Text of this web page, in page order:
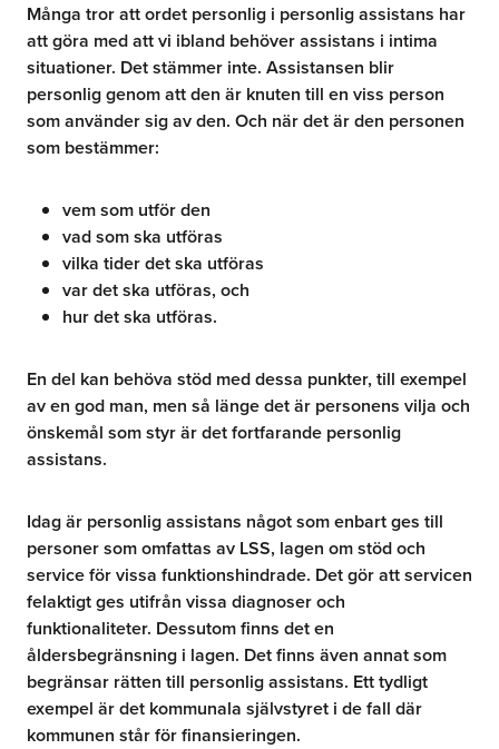
Många tror att ordet personlig i personlig assistans har
att göra med att vi ibland behöver assistans i intima
situationer. Det stämmer inte. Assistansen blir
personlig genom att den är knuten till en viss person
som använder sig av den. Och när det är den personen
som bestämmer:
vem som utför den
vad som ska utföras
vilka tider det ska utföras
var det ska utföras, och
hur det ska utföras.
En del kan behöva stöd med dessa punkter, till exempel
av en god man, men så länge det är personens vilja och
önskemål som styr är det fortfarande personlig
assistans.
Idag är personlig assistans något som enbart ges till
personer som omfattas av LSS, lagen om stöd och
service för vissa funktionshindrade. Det gör att servicen
felaktigt ges utifrån vissa diagnoser och
funktionaliteter. Dessutom finns det en
åldersbegränsning i lagen. Det finns även annat som
begränsar rätten till personlig assistans. Ett tydligt
exempel är det kommunala självstyret i de fall där
kommunen står för finansieringen.